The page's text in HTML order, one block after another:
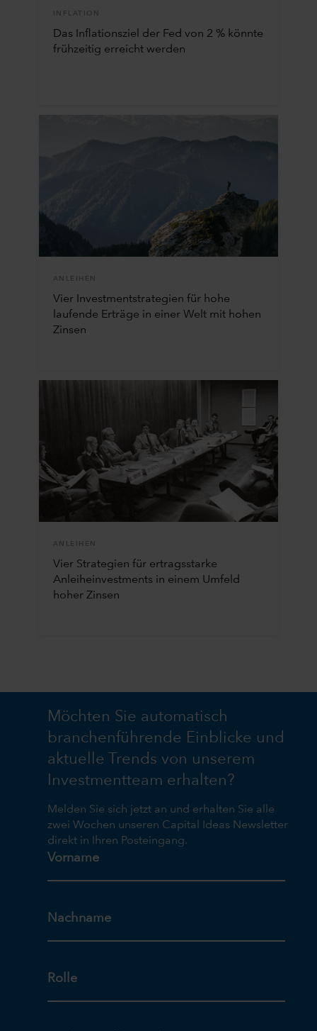
INFLATION
Das Inflationsziel der Fed von 2 % könnte
frühzeitig erreicht werden
ANLEIHEN
Vier Investmentstrategien für hohe
laufende Erträge in einer Welt mit hohen
Zinsen
ANLEIHEN
Vier Strategien für ertragsstarke
Anleiheinvestments in einem Umfeld
hoher Zinsen
Möchten Sie automatisch
branchenführende Einblicke und
aktuelle Trends von unserem
Investmentteam erhalten?
Melden Sie sich jetzt an und erhalten Sie alle
zwei Wochen unseren Capital Ideas Newsletter
direkt in Ihren Posteingang.
Vorname
Nachname
Rolle